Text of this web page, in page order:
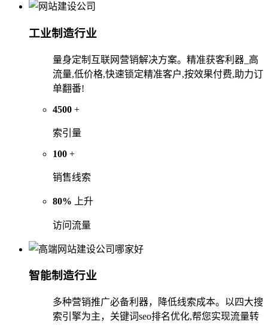
工业制造行业
量身定制互联网营销解决方案。精准获客利器_高
流量,低价格,快速锁定精准客户,按效果付费,助力订
单翻番!
4500 +
索引量
100 +
销售线索
80% 上升
访问流量
智能制造行业
多种营销推广必备利器，降低线索成本。以四大搜
索引擎为主，关键词seo排名优化,帮您实现流量转